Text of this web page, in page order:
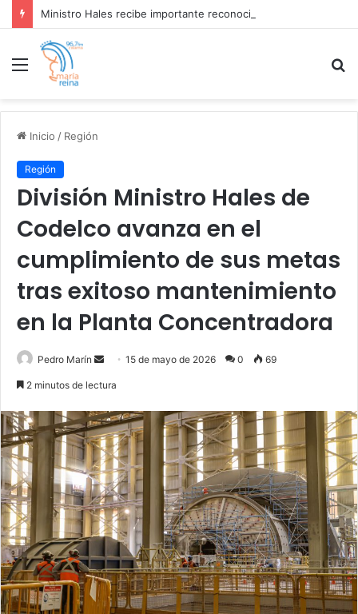
Menú
Inicio / Región
Región
División Ministro Hales de
Codelco avanza en el
cumplimiento de sus metas
tras exitoso mantenimiento
en la Planta Concentradora
Pedro Marín
Send15 de mayo de 2026 0 69
2 minutos de lectura